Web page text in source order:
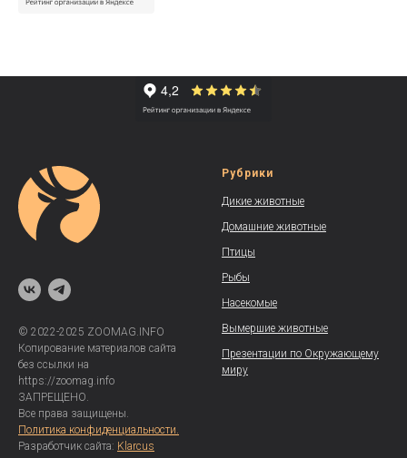
© 2022-2025 ZOOMAG.INFO
Копирование материалов сайта
без ссылки на
https://zoomag.info
ЗАПРЕЩЕНО.
Все права защищены.
Политика конфиденциальности.
Разработчик сайта: Klarcus
Рубрики
Дикие животные
Домашние животные
Птицы
Рыбы
Насекомые
Вымершие животные
Презентации по Окружающему
миру